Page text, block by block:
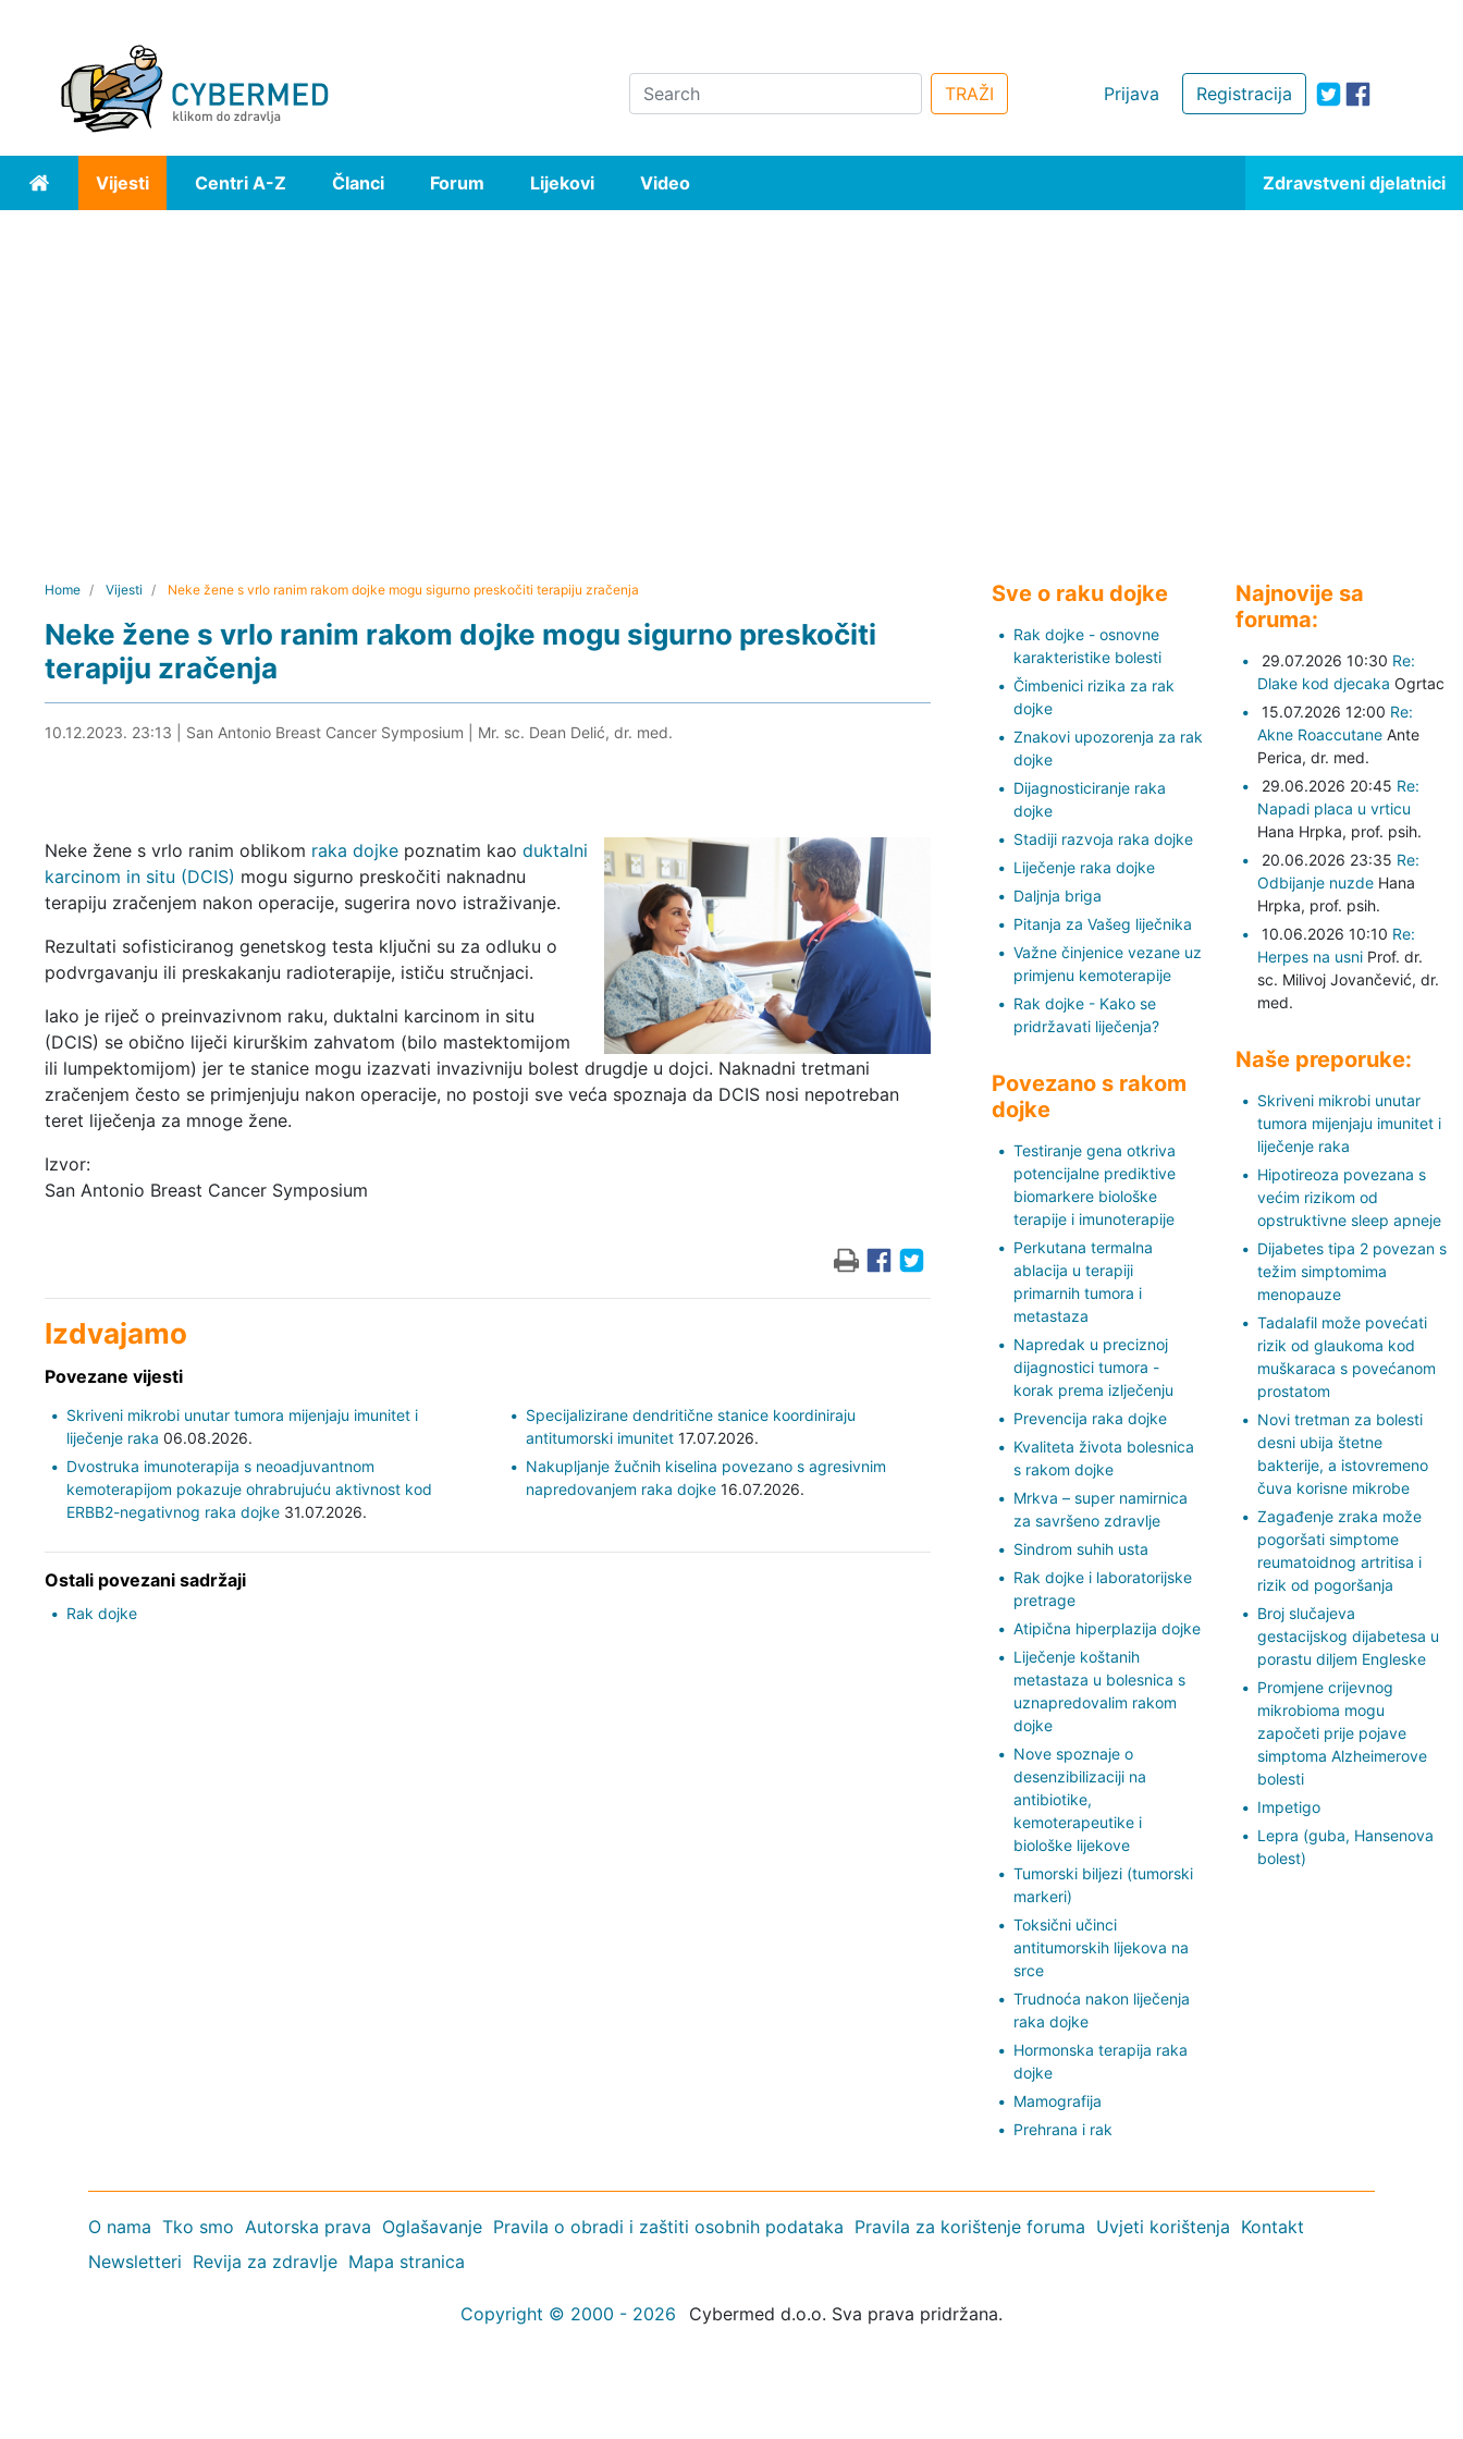
Registracija
Prijava
Search TRAŽI
Home Vijesti Centri A-Z Članci Forum Lijekovi Video Zdravstveni djelatnici
Home Vijesti Neke žene s vrlo ranim rakom dojke mogu sigurno preskočiti terapiju zračenja
Neke žene s vrlo ranim rakom dojke mogu sigurno preskočiti
terapiju zračenja
10.12.2023. 23:23
10.12.2023. 23:13 San Antonio Breast Cancer Symposium Mr. sc. Dean Delić, dr. med.
Neke žene s vrlo ranim oblikom raka dojkepoznatim kao duktalni
karcinom in situ (DCIS) mogu sigurno preskočiti naknadnu
terapiju zračenjem nakon operacije, sugerira novo istraživanje.
Rezultati sofisticiranog genetskog testa ključni su za odluku o
podvrgavanju ili preskakanju radioterapije, ističu stručnjaci.
Iako je riječ o preinvazivnom raku, duktalni karcinom in situ
(DCIS) se obično liječi kirurškim zahvatom (bilo mastektomijom
ili lumpektomijom) jer te stanice mogu izazvati invazivniju bolest drugdje u dojci. Naknadni tretmani
zračenjem često se primjenjuju nakon operacije, no postoji sve veća spoznaja da DCIS nosi nepotreban
teret liječenja za mnoge žene.
Izvor:
San Antonio Breast Cancer Symposium
Izdvajamo
Povezane vijesti
Skriveni mikrobi unutar tumora mijenjaju imunitet i
liječenje raka 06.08.2026.
Dvostruka imunoterapija s neoadjuvantnom
kemoterapijom pokazuje ohrabrujuću aktivnost kod
ERBB2-negativnog raka dojke31.07.2026.
Specijalizirane dendritične stanice koordiniraju
antitumorski imunitet 17.07.2026.
Nakupljanje žučnih kiselina povezano s agresivnim
napredovanjem raka dojke 16.07.2026.
Ostali povezani sadržaji
Rak dojke
Sve o raku dojke
Rak dojke - osnovne
karakteristike bolesti
Čimbenici rizika za rak
dojke
Znakovi upozorenja za rak
dojke
Dijagnosticiranje raka
dojke
Stadiji razvoja raka dojke
Liječenje raka dojke
Daljnja briga
Pitanja za Vašeg liječnika
Važne činjenice vezane uz
primjenu kemoterapije
Rak dojke - Kako se
pridržavati liječenja?
Povezano s rakom
dojke
Testiranje gena otkriva
potencijalne prediktive
biomarkere biološke
terapije i imunoterapije
Perkutana termalna
ablacija u terapiji
primarnih tumora i
metastaza
Napredak u preciznoj
dijagnostici tumora -
korak prema izlječenju
Prevencija raka dojke
Kvaliteta života bolesnica
s rakom dojke
Mrkva – super namirnica
za savršeno zdravlje
Sindrom suhih usta
Rak dojke i laboratorijske
pretrage
Atipična hiperplazija dojke
Liječenje koštanih
metastaza u bolesnica s
uznapredovalim rakom
dojke
Nove spoznaje o
desenzibilizaciji na
antibiotike,
kemoterapeutike i
biološke lijekove
Tumorski biljezi (tumorski
markeri)
Toksični učinci
antitumorskih lijekova na
srce
Trudnoća nakon liječenja
raka dojke
Hormonska terapija raka
dojke
Mamografija
Prehrana i rak
Najnovije sa
foruma:
29.07.2026 10:30 Re:
Dlake kod djecaka Ogrtac
15.07.2026 12:00 Re:
Akne Roaccutane Ante
Perica, dr. med.
29.06.2026 20:45 Re:
Napadi placa u vrticu
Hana Hrpka, prof. psih.
20.06.2026 23:35 Re:
Odbijanje nuzde Hana
Hrpka, prof. psih.
10.06.2026 10:10 Re:
Herpes na usni Prof. dr.
sc. Milivoj Jovančević, dr.
med.
Naše preporuke:
Skriveni mikrobi unutar
tumora mijenjaju imunitet i
liječenje raka
Hipotireoza povezana s
većim rizikom od
opstruktivne sleep apneje
Dijabetes tipa 2 povezan s
težim simptomima
menopauze
Tadalafil može povećati
rizik od glaukoma kod
muškaraca s povećanom
prostatom
Novi tretman za bolesti
desni ubija štetne
bakterije, a istovremeno
čuva korisne mikrobe
Zagađenje zraka može
pogoršati simptome
reumatoidnog artritisa i
rizik od pogoršanja
Broj slučajeva
gestacijskog dijabetesa u
porastu diljem Engleske
Promjene crijevnog
mikrobioma mogu
započeti prije pojave
simptoma Alzheimerove
bolesti
Impetigo
Lepra (guba, Hansenova
bolest)
O nama Tko smo Autorska prava Oglašavanje Pravila o obradi i zaštiti osobnih podataka Pravila za korištenje foruma Uvjeti korištenja Kontakt
Newsletteri Revija za zdravlje Mapa stranica
Copyright © 2000 - 2026 Cybermed d.o.o. Sva prava pridržana.